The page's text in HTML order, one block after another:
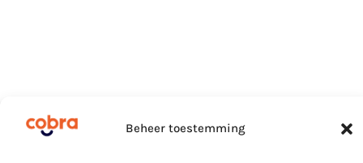
Beheer toestemming